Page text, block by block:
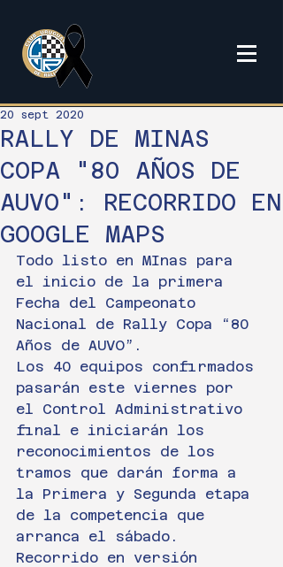
RALLY DE MINAS
COPA "80 AÑOS DE
AUVO": RECORRIDO EN
GOOGLE MAPS
20 sept 2020
Todo listo en MInas para
el inicio de la primera
Fecha del Campeonato
Nacional de Rally Copa “80
Años de AUVO”.
Los 40 equipos confirmados
pasarán este viernes por
el Control Administrativo
final e iniciarán los
reconocimientos de los
tramos que darán forma a
la Primera y Segunda etapa
de la competencia que
arranca el sábado.
Recorrido en versión